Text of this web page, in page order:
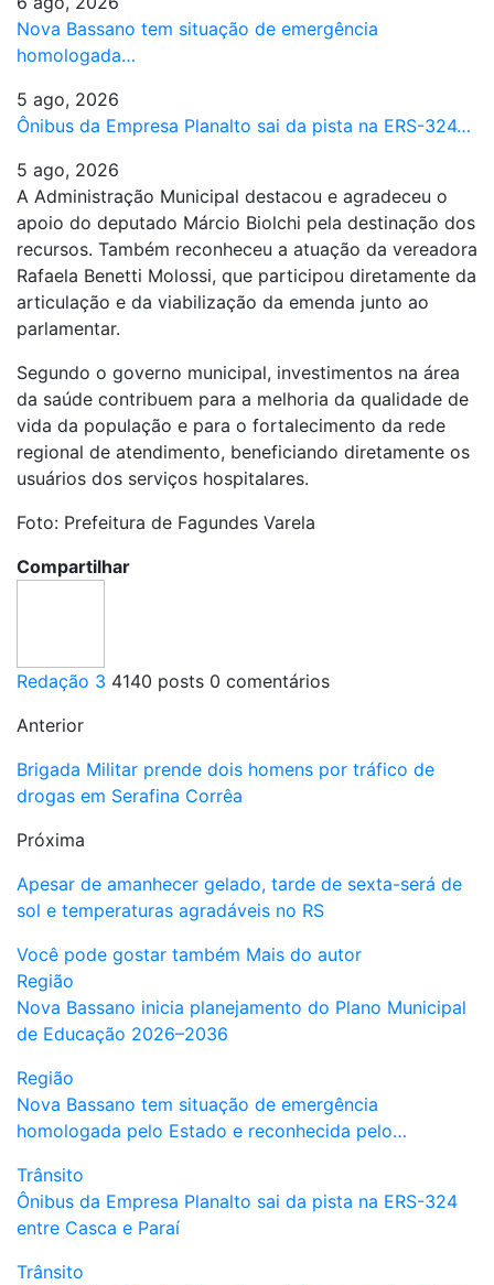
Nova Bassano tem situação de emergência
homologada…
5 ago, 2026
Ônibus da Empresa Planalto sai da pista na ERS-324…
5 ago, 2026
A Administração Municipal destacou e agradeceu o
apoio do deputado Márcio Biolchi pela destinação dos
recursos. Também reconheceu a atuação da vereadora
Rafaela Benetti Molossi, que participou diretamente da
articulação e da viabilização da emenda junto ao
parlamentar.
Segundo o governo municipal, investimentos na área
da saúde contribuem para a melhoria da qualidade de
vida da população e para o fortalecimento da rede
regional de atendimento, beneficiando diretamente os
usuários dos serviços hospitalares.
Foto: Prefeitura de Fagundes Varela
Compartilhar
Redação 3 4140 posts 0 comentários
Anterior
Brigada Militar prende dois homens por tráfico de
drogas em Serafina Corrêa
Próxima
Apesar de amanhecer gelado, tarde de sexta-será de
sol e temperaturas agradáveis no RS
Você pode gostar também Mais do autor
Região
Nova Bassano inicia planejamento do Plano Municipal
de Educação 2026–2036
Região
Nova Bassano tem situação de emergência
homologada pelo Estado e reconhecida pelo…
Trânsito
Ônibus da Empresa Planalto sai da pista na ERS-324
entre Casca e Paraí
Trânsito